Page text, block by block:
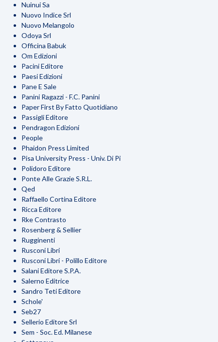
Nuinui Sa
Nuovo Indice Srl
Nuovo Melangolo
Odoya Srl
Officina Babuk
Om Edizioni
Pacini Editore
Paesi Edizioni
Pane E Sale
Panini Ragazzi - F.C. Panini
Paper First By Fatto Quotidiano
Passigli Editore
Pendragon Edizioni
People
Phaidon Press Limited
Pisa University Press - Univ. Di Pi
Polidoro Editore
Ponte Alle Grazie S.R.L.
Qed
Raffaello Cortina Editore
Ricca Editore
Rke Contrasto
Rosenberg & Sellier
Rugginenti
Rusconi Libri
Rusconi Libri - Polillo Editore
Salani Editore S.P.A.
Salerno Editrice
Sandro Teti Editore
Schole'
Seb27
Sellerio Editore Srl
Sem - Soc. Ed. Milanese